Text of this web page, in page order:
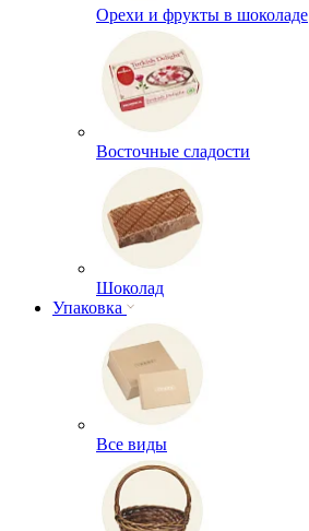
Орехи и фрукты в шоколаде
Восточные сладости
Шоколад
Упаковка
Все виды